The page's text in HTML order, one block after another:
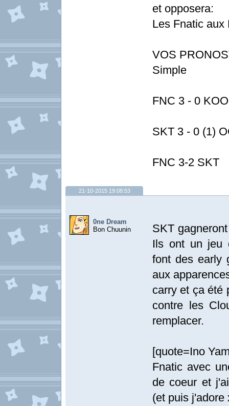
et opposera:
Les Fnatic aux
VOS
Simple
FNC 3 - 0 KOO
SKT 3 - 0 (1)
FNC 3-2 SKT
21-10-2015 19:08:53
0ne Dream
Bon Chuunin
SKT
Ils ont un jeu
font des early
aux
carry et ça été
contre les
remplacer.
[quote=Ino
Fnatic avec
de coeur et
(et puis j'adore